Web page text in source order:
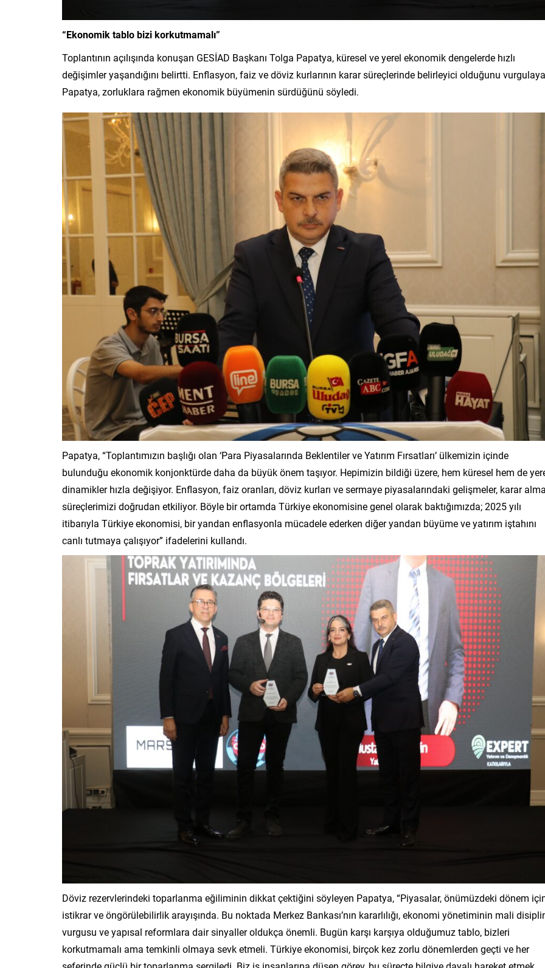
“Ekonomik tablo bizi korkutmamalı”
Toplantının açılışında konuşan GESİAD Başkanı Tolga Papatya, küresel ve yerel ekonomik dengelerde hızlı
değişimler yaşandığını belirtti. Enflasyon, faiz ve döviz kurlarının karar süreçlerinde belirleyici olduğunu
Papatya, zorluklara rağmen ekonomik büyümenin sürdüğünü söyledi.
Papatya, “Toplantımızın başlığı olan ‘Para Piyasalarında Beklentiler ve Yatırım Fırsatları’ ülkemizin içinde
bulunduğu ekonomik konjonktürde daha da büyük önem taşıyor. Hepimizin bildiği üzere, hem küresel hem de
dinamikler hızla değişiyor. Enflasyon, faiz oranları, döviz kurları ve sermaye piyasalarındaki gelişmeler, karar
süreçlerimizi doğrudan etkiliyor. Böyle bir ortamda Türkiye ekonomisine genel olarak baktığımızda; 2025 yılı
itibarıyla Türkiye ekonomisi, bir yandan enflasyonla mücadele ederken diğer yandan büyüme ve yatırım iştahını
canlı tutmaya çalışıyor” ifadelerini kullandı.
Döviz rezervlerindeki toparlanma eğiliminin dikkat çektiğini söyleyen Papatya, “Piyasalar, önümüzdeki dönem
istikrar ve öngörülebilirlik arayışında. Bu noktada Merkez Bankası’nın kararlılığı, ekonomi yönetiminin mali
vurgusu ve yapısal reformlara dair sinyaller oldukça önemli. Bugün karşı karşıya olduğumuz tablo, bizleri
korkutmamalı ama temkinli olmaya sevk etmeli. Türkiye ekonomisi, birçok kez zorlu dönemlerden geçti ve her